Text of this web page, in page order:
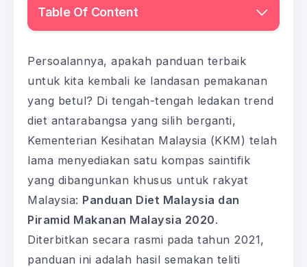
Table Of Content
Persoalannya, apakah panduan terbaik
untuk kita kembali ke landasan pemakanan
yang betul? Di tengah-tengah ledakan trend
diet antarabangsa yang silih berganti,
Kementerian Kesihatan Malaysia (KKM) telah
lama menyediakan satu kompas saintifik
yang dibangunkan khusus untuk rakyat
Malaysia: Panduan Diet Malaysia dan
Piramid Makanan Malaysia 2020.
Diterbitkan secara rasmi pada tahun 2021,
panduan ini adalah hasil semakan teliti